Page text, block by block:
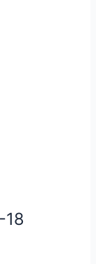
18